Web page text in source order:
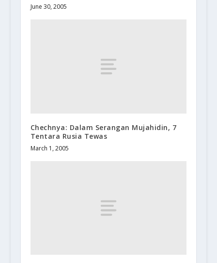
June 30, 2005
Chechnya: Dalam Serangan Mujahidin, 7
Tentara Rusia Tewas
March 1, 2005